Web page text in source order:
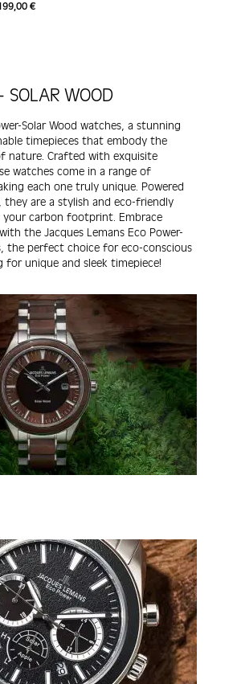
Regulärer Preis:
€
SOLAR WOOD
Solar Wood watches, a stunning
timepieces that embody the
nature. Crafted with exquisite
watches come in a range of
each one truly unique. Powered
they are a stylish and eco-friendly
your carbon footprint. Embrace
the Jacques Lemans Eco Power-
the perfect choice for eco-conscious
for unique and sleek timepiece!